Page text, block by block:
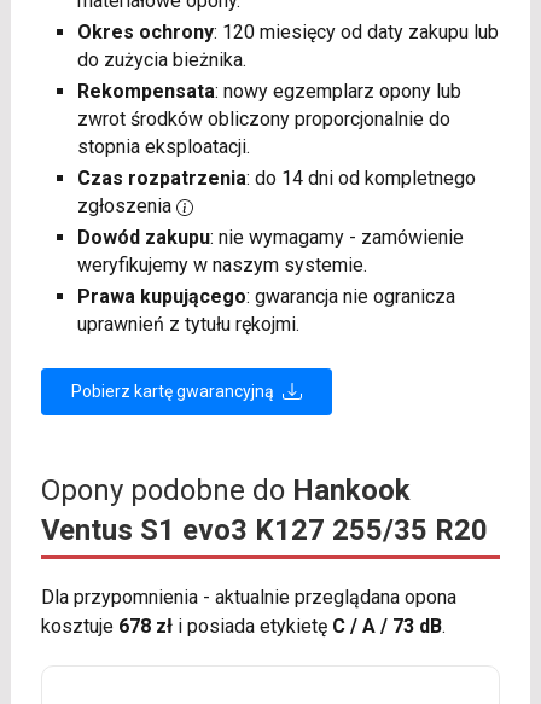
Okres ochrony: 120 miesięcy od daty zakupu lub
do zużycia bieżnika.
Rekompensata: nowy egzemplarz opony lub
zwrot środków obliczony proporcjonalnie do
stopnia eksploatacji.
Czas rozpatrzenia: do 14 dni od kompletnego
zgłoszenia
Dowód zakupu: nie wymagamy - zamówienie
weryfikujemy w naszym systemie.
Prawa kupującego: gwarancja nie ogranicza
uprawnień z tytułu rękojmi.
Pobierz kartę gwarancyjną
Opony podobne do Hankook
Ventus S1 evo3 K127 255/35 R20
Dla przypomnienia - aktualnie przeglądana opona
kosztuje 678 złi posiada etykietę C / A / 73 dB.